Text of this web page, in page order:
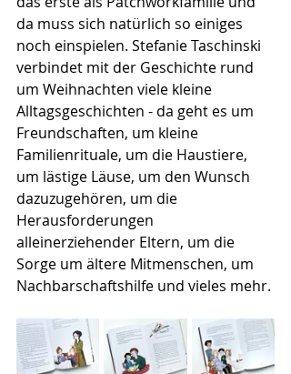
da muss sich natürlich so einiges
noch einspielen. Stefanie Taschinski
verbindet mit der Geschichte rund
um Weihnachten viele kleine
Alltagsgeschichten - da geht es um
Freundschaften, um kleine
Familienrituale, um die Haustiere,
um lästige Läuse, um den Wunsch
dazuzugehören, um die
Herausforderungen
alleinerziehender Eltern, um die
Sorge um ältere Mitmenschen, um
Nachbarschaftshilfe und vieles mehr.